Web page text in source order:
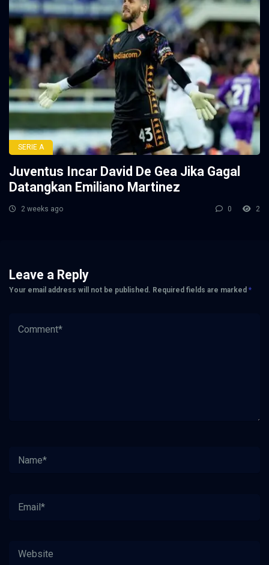
SERIE A
Juventus Incar David De Gea Jika Gagal
Datangkan Emiliano Martinez
2 weeks ago 0 2
Leave a Reply
Your email address will not be published. Required fields are marked *